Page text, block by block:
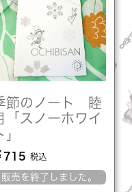
節のノート 睦
「スノーホワイ
」
715 税込
販売を終了しました。